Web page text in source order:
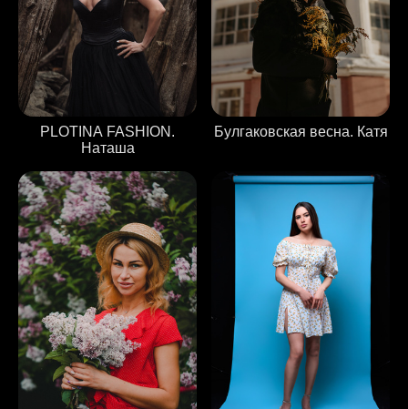
PLOTINA FASHION.
Наташа
Булгаковская весна. Катя